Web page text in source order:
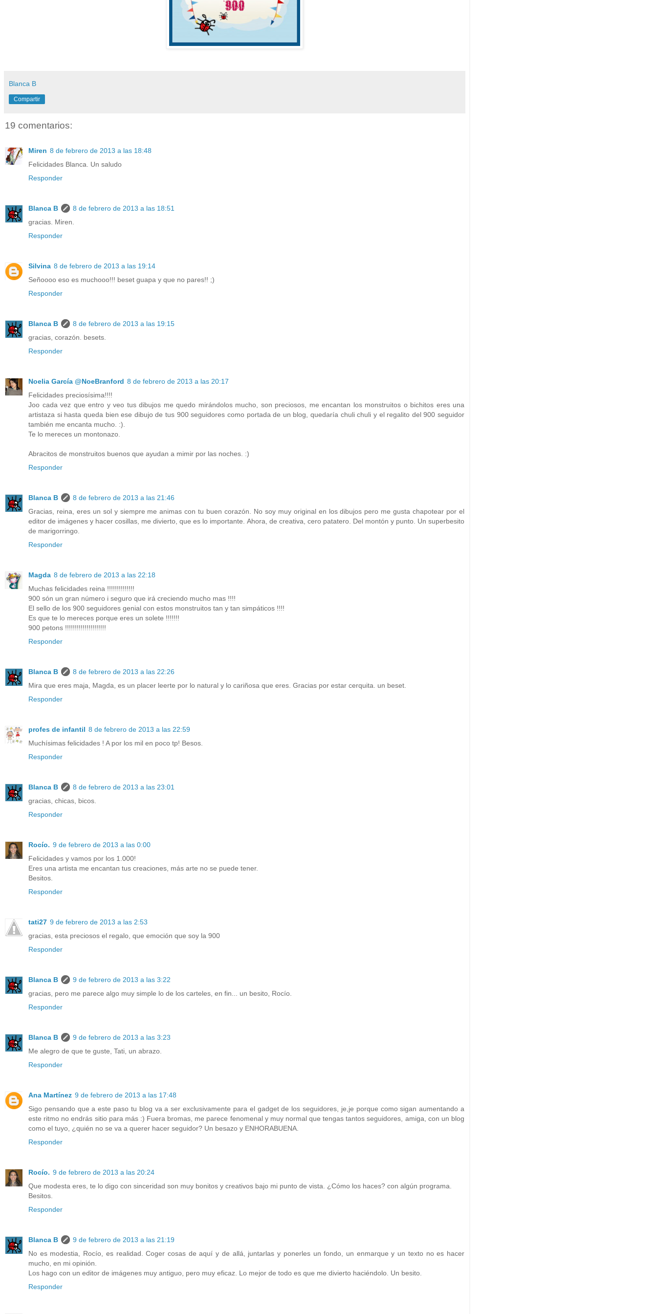
Blanca B
Compartir
19 comentarios:
Miren 8 de febrero de 2013 a las 18:48
Felicidades Blanca. Un saludo
Responder
Blanca B
8 de febrero de 2013 a las 18:51
gracias. Miren.
Responder
Silvina 8 de febrero de 2013 a las 19:14
Señoooo eso es muchooo!!! beset guapa y que no pares!! ;)
Responder
Blanca B
8 de febrero de 2013 a las 19:15
gracias, corazón. besets.
Responder
Noelia García @NoeBranford 8 de febrero de 2013 a las 20:17
Felicidades preciosísima!!!!
Joo cada vez que entro y veo tus dibujos me quedo mirándolos mucho, son preciosos, me encantan los monstruitos o bichitos eres una
artistaza si hasta queda bien ese dibujo de tus 900 seguidores como portada de un blog, quedaría chuli chuli y el regalito del 900 seguidor
también me encanta mucho. :).
Te lo mereces un montonazo.
Abracitos de monstruitos buenos que ayudan a mimir por las noches. :)
Responder
Blanca B
8 de febrero de 2013 a las 21:46
Gracias, reina, eres un sol y siempre me animas con tu buen corazón. No soy muy original en los dibujos pero me gusta chapotear por el
editor de imágenes y hacer cosillas, me divierto, que es lo importante. Ahora, de creativa, cero patatero. Del montón y punto. Un superbesito
de marigorringo.
Responder
Magda 8 de febrero de 2013 a las 22:18
Muchas felicidades reina !!!!!!!!!!!!!!
900 són un gran número i seguro que irá creciendo mucho mas !!!!
El sello de los 900 seguidores genial con estos monstruitos tan y tan simpáticos !!!!
Es que te lo mereces porque eres un solete !!!!!!!
900 petons !!!!!!!!!!!!!!!!!!!!!
Responder
Blanca B
8 de febrero de 2013 a las 22:26
Mira que eres maja, Magda, es un placer leerte por lo natural y lo cariñosa que eres. Gracias por estar cerquita. un beset.
Responder
profes de infantil 8 de febrero de 2013 a las 22:59
Muchísimas felicidades ! A por los mil en poco tp! Besos.
Responder
Blanca B
8 de febrero de 2013 a las 23:01
gracias, chicas, bicos.
Responder
Rocío. 9 de febrero de 2013 a las 0:00
Felicidades y vamos por los 1.000!
Eres una artista me encantan tus creaciones, más arte no se puede tener.
Besitos.
Responder
tati27 9 de febrero de 2013 a las 2:53
gracias, esta preciosos el regalo, que emoción que soy la 900
Responder
Blanca B
9 de febrero de 2013 a las 3:22
gracias, pero me parece algo muy simple lo de los carteles, en fin... un besito, Rocío.
Responder
Blanca B
9 de febrero de 2013 a las 3:23
Me alegro de que te guste, Tati, un abrazo.
Responder
Ana Martínez 9 de febrero de 2013 a las 17:48
Sigo pensando que a este paso tu blog va a ser exclusivamente para el gadget de los seguidores, je,je porque como sigan aumentando a
este ritmo no endrás sitio para más :) Fuera bromas, me parece fenomenal y muy normal que tengas tantos seguidores, amiga, con un blog
como el tuyo, ¿quién no se va a querer hacer seguidor? Un besazo y ENHORABUENA.
Responder
Rocío. 9 de febrero de 2013 a las 20:24
Que modesta eres, te lo digo con sinceridad son muy bonitos y creativos bajo mi punto de vista. ¿Cómo los haces? con algún programa.
Besitos.
Responder
Blanca B
9 de febrero de 2013 a las 21:19
No es modestia, Rocío, es realidad. Coger cosas de aquí y de allá, juntarlas y ponerles un fondo, un enmarque y un texto no es hacer
mucho, en mi opinión.
Los hago con un editor de imágenes muy antiguo, pero muy eficaz. Lo mejor de todo es que me divierto haciéndolo. Un besito.
Responder